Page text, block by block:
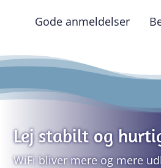
Gode anmeldelser
Lej stabilt og
WiFi bliver mere og mere